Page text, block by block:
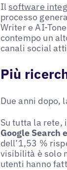
Il software
processo
Writer e AI-
contempo un
canali social
Più
Due anni dopo,
Su tutta la rete,
Google Search
dell’1,53 %
visibilità è solo
utenti hanno